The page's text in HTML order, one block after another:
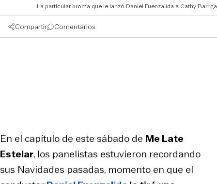
La particular broma que le lanzó Daniel Fuenzalida a Cathy Barriga
Compartir Comentarios
En el capítulo de este sábado de Me Late
Estelar, los panelistas estuvieron recordando
sus Navidades pasadas, momento en que el